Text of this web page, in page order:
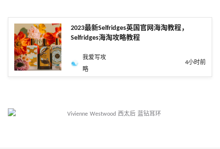
2023最新Selfridges英国官网海淘教程，
Selfridges海淘攻略教程
我爱写攻
略
4小时前